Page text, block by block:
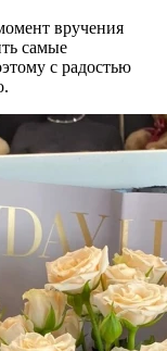
вручения
самые
с радостью